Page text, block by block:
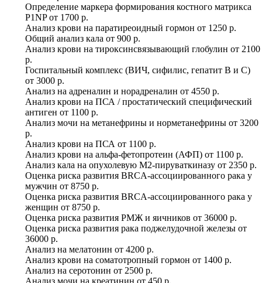
Определение маркера формирования костного матрикса
P1NPот 1700 р.
Анализ крови на паратиреоидный гормон от 1250 р.
Общий анализ кала от 900 р.
Анализ крови на тироксинсвязывающий глобулин от 2100
р.
Госпитальный комплекс (ВИЧ, сифилис, гепатит В и С)
от 3000 р.
Анализ на адреналин и норадреналин от 4550 р.
Анализ крови на ПСА / простатический специфический
антиген от 1100 р.
Анализ мочи на метанефрины и норметанефрины от 3200
р.
Анализ крови на ПСА от 1100 р.
Анализ крови на альфа-фетопротеин (АФП) от 1100 р.
Анализ кала на опухолевую М2-пируваткиназу от 2350 р.
Оценка риска развития BRCA-ассоциированного рака у
мужчин от 8750 р.
Оценка риска развития BRCA-ассоциированного рака у
женщин от 8750 р.
Оценка риска развития РМЖ и яичников от 36000 р.
Оценка риска развития рака поджелудочной железы от
36000 р.
Анализ на мелатонин от 4200 р.
Анализ крови на соматотропный гормон от 1400 р.
Анализ на серотонин от 2500 р.
Анализ мочи на креатинин от 450 р.